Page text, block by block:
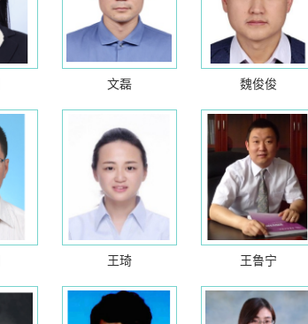
文磊 魏俊俊
王琦 王鲁宁